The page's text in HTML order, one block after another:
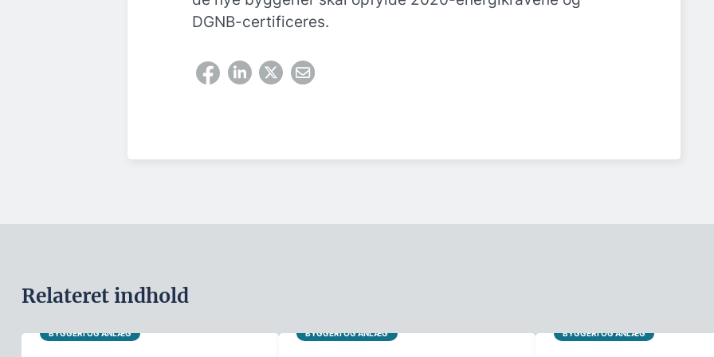
DGNB-certificeres.
Relateret indhold
BYGGERI OG ANLÆG BYGGERI OG ANLÆG BYGGERI OG ANLÆG